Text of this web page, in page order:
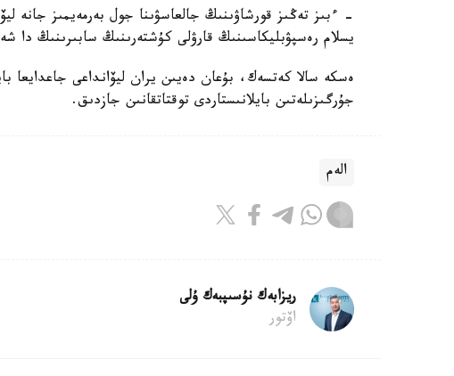
- ءبىز تەڭىز قورشاۋىنىڭ جالعاسۋىنا جول بەرمەيمىز جانە
يسلام رەسپۋبليكاسىنىڭ قارۋلى كۇشتەرىنىڭ سابىرىنىڭ
ەسكە سالا كەتسەك، بۇعان دەيىن يران ليۆانداعى جاعدايعا
جۇرگىزىلەتىن بايلانىستاردى توقتاتقانىن جازدىق.
الەم
ريزابەك نۇسىپبەك ۇلى
اۆتور